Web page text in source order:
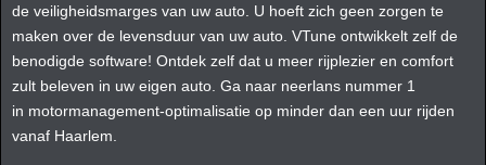
de veiligheidsmarges van uw auto. U hoeft zich geen zorgen te
maken over de levensduur van uw auto. VTune ontwikkelt zelf de
benodigde software! Ontdek zelf dat u meer rijplezier en comfort
zult beleven in uw eigen auto. Ga naar neerlans nummer 1
in motormanagement-optimalisatie op minder dan een uur rijden
vanaf Haarlem.